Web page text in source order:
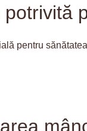
pentru